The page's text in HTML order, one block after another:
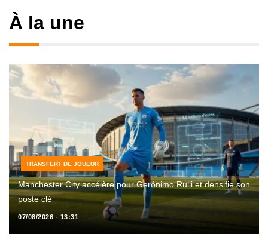
À la une
TRANSFERT DE JOUEUR
Manchester City accélère pour Gerónimo Rulli et densifie son
poste clé
07/08/2026 - 13:31